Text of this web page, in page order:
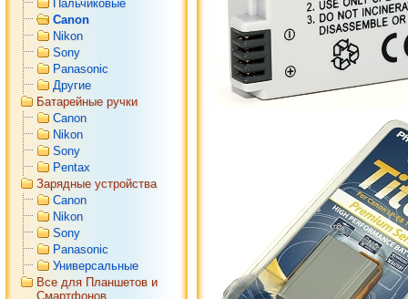
Пальчиковые
Canon
Nikon
Sony
Panasonic
Другие
Батарейные ручки
Canon
Nikon
Sony
Pentax
Зарядные устройства
Canon
Nikon
Sony
Panasonic
Универсальные
Все для Планшетов и
Смартфонов